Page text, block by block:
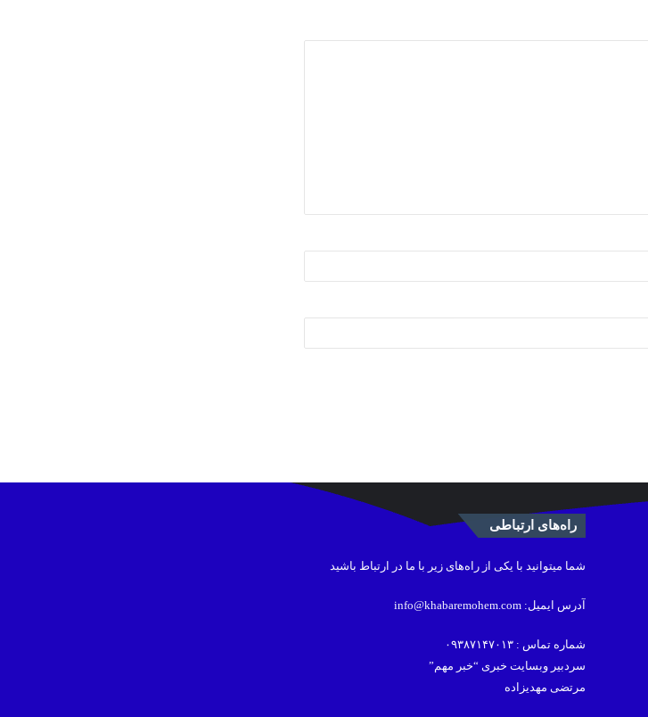
راه‌های ارتباطی
شما میتوانید با یکی از راه‌های زیر با ما در ارتباط باشید
آدرس ایمیل: info@khabaremohem.com
شماره تماس : ۰۹۳۸۷۱۴۷۰۱۳
سردبیر وبسایت خبری “خبر مهم”
مرتضی مهدیزاده